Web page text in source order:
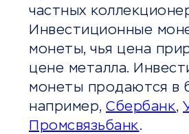
частных
Инвестиционные
монеты, чья цена
цене металла.
монеты продаются в
например, Сбербанк,
Промсвязьбанк.